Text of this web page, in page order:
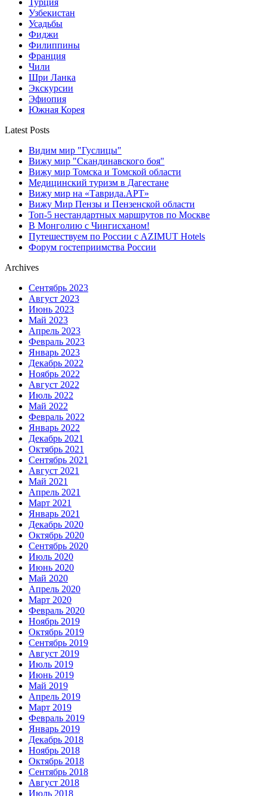
Турция
Узбекистан
Усадьбы
Фиджи
Филиппины
Франция
Чили
Шри Ланка
Экскурсии
Эфиопия
Южная Корея
Latest Posts
Видим мир "Гуслицы"
Вижу мир "Скандинавского боя"
Вижу мир Томска и Томской области
Медицинский туризм в Дагестане
Вижу мир на «Таврида.АРТ»
Вижу Мир Пензы и Пензенской области
Топ-5 нестандартных маршрутов по Москве
В Монголию с Чингисханом!
Путешествуем по России с AZIMUT Hotels
Форум гостеприимства России
Archives
Сентябрь 2023
Август 2023
Июнь 2023
Май 2023
Апрель 2023
Февраль 2023
Январь 2023
Декабрь 2022
Ноябрь 2022
Август 2022
Июль 2022
Май 2022
Февраль 2022
Январь 2022
Декабрь 2021
Октябрь 2021
Сентябрь 2021
Август 2021
Май 2021
Апрель 2021
Март 2021
Январь 2021
Декабрь 2020
Октябрь 2020
Сентябрь 2020
Июль 2020
Июнь 2020
Май 2020
Апрель 2020
Март 2020
Февраль 2020
Ноябрь 2019
Октябрь 2019
Сентябрь 2019
Август 2019
Июль 2019
Июнь 2019
Май 2019
Апрель 2019
Март 2019
Февраль 2019
Январь 2019
Декабрь 2018
Ноябрь 2018
Октябрь 2018
Сентябрь 2018
Август 2018
Июль 2018